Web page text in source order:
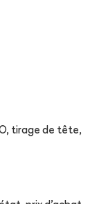
tirage de tête,